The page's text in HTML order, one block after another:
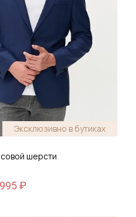
Эксклюзивно в бутиках
шерсти
₽